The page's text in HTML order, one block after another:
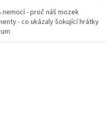
- proč náš mozek
- co ukázaly šokující hrátky